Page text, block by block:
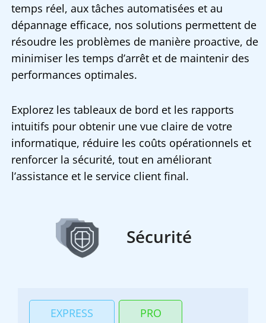
temps réel, aux tâches automatisées et au
dépannage efficace, nos solutions permettent de
résoudre les problèmes de manière proactive, de
minimiser les temps d’arrêt et de maintenir des
performances optimales.
Explorez les tableaux de bord et les rapports
intuitifs pour obtenir une vue claire de votre
informatique, réduire les coûts opérationnels et
renforcer la sécurité, tout en améliorant
l’assistance et le service client final.
Sécurité
EXPRESS PRO